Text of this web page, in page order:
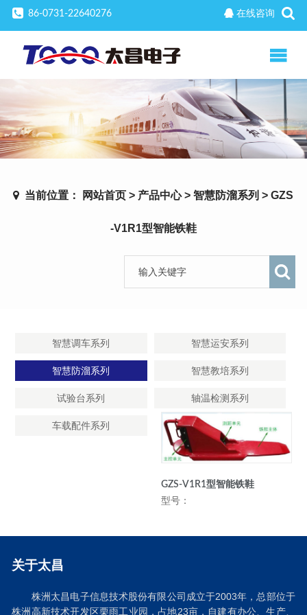
86-0731-22640276 在线咨询
当前位置： 网站首页 > 产品中心>智慧防溜系列 >GZS
-V1R1型智能铁鞋
智慧调车系列 智慧运安系列
智慧防溜系列 智慧教培系列
试验台系列 轴温检测系列
车载配件系列
GZS-V1R1型智能铁鞋
型号：
关于太昌
株洲太昌电子信息技术股份有限公司成立于2003年，总部位于
株洲高新技术开发区栗雨工业园，占地23亩，自建有办公、生产、